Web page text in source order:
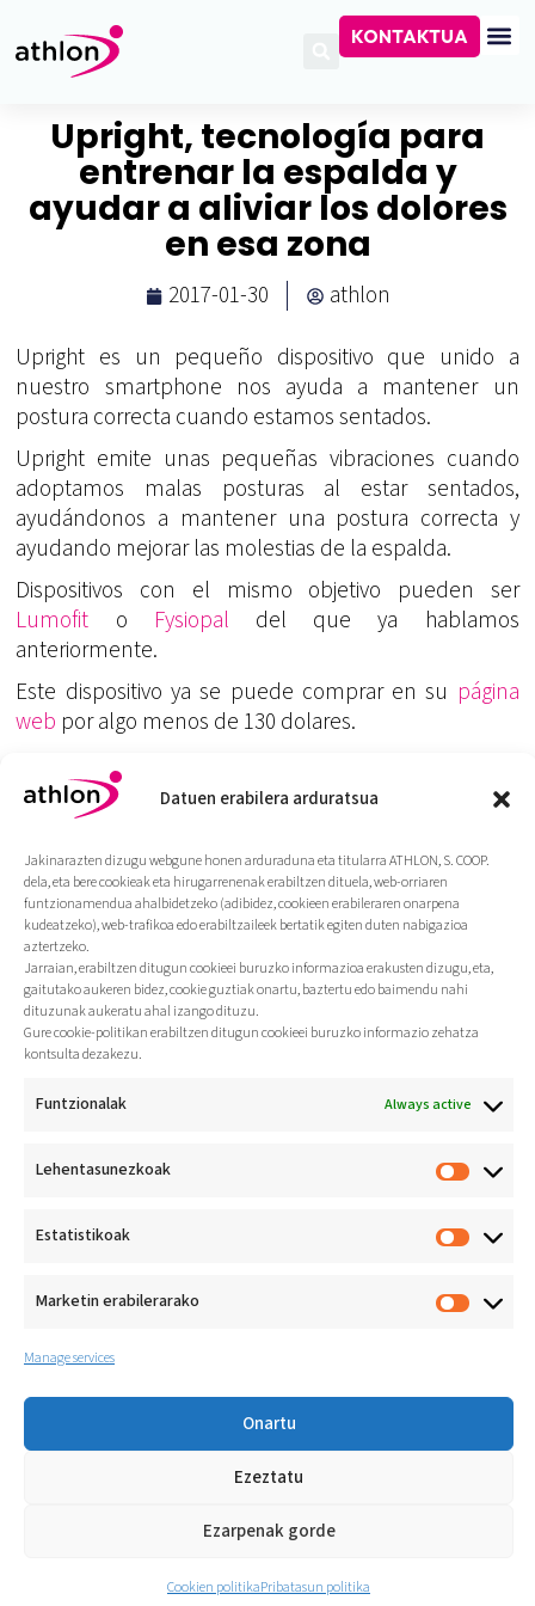
Datuen erabilera arduratsua
Jakinarazten dizugu webgune honen arduraduna eta titularra ATHLON, S. COOP.
dela, eta bere cookieak eta hirugarrenenak erabiltzen dituela, web-orriaren
funtzionamendua ahalbidetzeko (adibidez, cookieen erabileraren onarpena
kudeatzeko), web-trafikoa edo erabiltzaileek bertatik egiten duten nabigazioa
aztertzeko.
Jarraian, erabiltzen ditugun cookieei buruzko informazioa erakusten dizugu, eta,
gaitutako aukeren bidez, cookie guztiak onartu, baztertu edo baimendu nahi
dituzunak aukeratu ahal izango dituzu.
Gure cookie-politikan erabiltzen ditugun cookieei buruzko informazio zehatza
kontsulta dezakezu.
Funtzionalak Always active
Lehentasunezkoak
Estatistikoak
Marketin erabilerarako
Manage services
Onartu
Ezeztatu
Ezarpenak gorde
Cookien politikaPribatasun politika
KONTAKTUA
Upright, tecnología para
entrenar la espalda y
ayudar a aliviar los dolores
en esa zona
2017-01-30
athlon
Upright es un pequeño dispositivo que unido a
nuestro smartphone nos ayuda a mantener un
postura correcta cuando estamos sentados.
Upright emite unas pequeñas vibraciones cuando
adoptamos malas posturas al estar sentados,
ayudándonos a mantener una postura correcta y
ayudando mejorar las molestias de la espalda.
Dispositivos con el mismo objetivo pueden ser
Lumofit o Fysiopal del que ya hablamos
anteriormente.
Este dispositivo ya se puede comprar en su página
web por algo menos de 130 dolares.
Nosotros lo hemos probado y es interesante, pero
solo nos controla la postura cuando estamos
sentados. Y vosotros, ¿lo habéis probado?
osasungarri gisa
Loramendi 4
© ATHLON KOOP. E.
Cookie-politika Pribatasun politika
Kanal etikoa